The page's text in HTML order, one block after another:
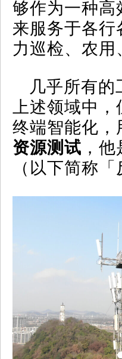
够作为一种高
来服务于各
力巡检、农
几乎所有
上述领域中
终端智能化，
资源测试 ，
（以下简称